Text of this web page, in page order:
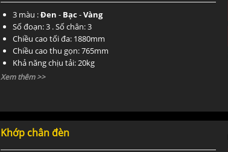
3 màu :Đen - Bạc -Vàng
Số đoạn: 3 . Số chân: 3
Chiều cao tối đa: 1880mm
Chiều cao thu gọn: 765mm
Khả năng chịu tải: 20kg
Trọng lượng : 2.8kg
Xem thêm >>
Khớp chân đèn